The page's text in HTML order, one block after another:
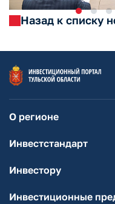
Назад к списку
О регионе
Инвестстандарт
Инвестору
Инвестиционные